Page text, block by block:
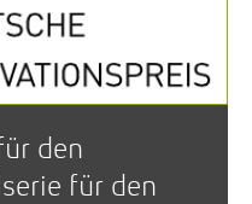
den
für den